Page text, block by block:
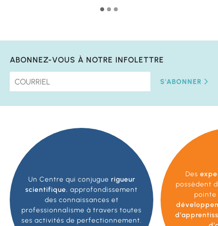
ABONNEZ-VOUS À NOTRE INFOLETTRE
S'ABONNER
Un Centre qui conjugue rigueur
scientifique, approfondissement
des connaissances et
professionnalisme à travers toutes
ses activités de perfectionnement.
Des
possèdent
pointe